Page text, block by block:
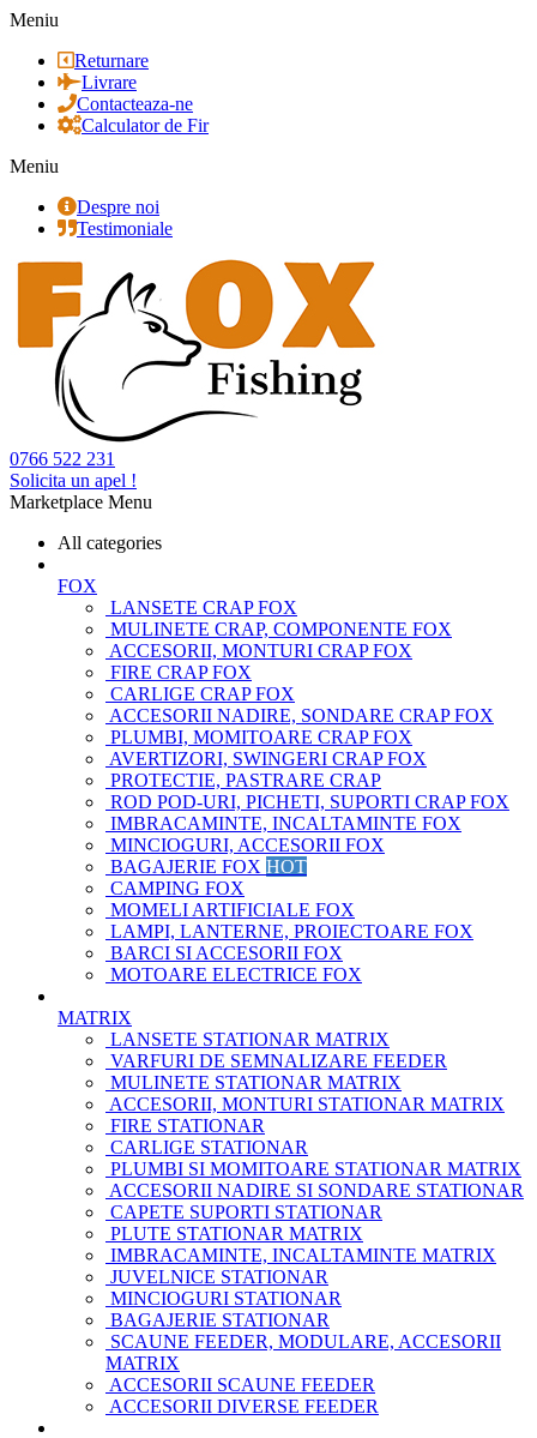
Meniu
Returnare
Livrare
Contacteaza-ne
Calculator de Fir
Meniu
Despre noi
Testimoniale
0766 522 231
Solicita un apel !
Marketplace Menu
All categories
FOX
LANSETE CRAP FOX
MULINETE CRAP, COMPONENTE FOX
ACCESORII, MONTURI CRAP FOX
FIRE CRAP FOX
CARLIGE CRAP FOX
ACCESORII NADIRE, SONDARE CRAP FOX
PLUMBI, MOMITOARE CRAP FOX
AVERTIZORI, SWINGERI CRAP FOX
PROTECTIE, PASTRARE CRAP
ROD POD-URI, PICHETI, SUPORTI CRAP FOX
IMBRACAMINTE, INCALTAMINTE FOX
MINCIOGURI, ACCESORII FOX
BAGAJERIE FOX HOT
CAMPING FOX
MOMELI ARTIFICIALE FOX
LAMPI, LANTERNE, PROIECTOARE FOX
BARCI SI ACCESORII FOX
MOTOARE ELECTRICE FOX
MATRIX
LANSETE STATIONAR MATRIX
VARFURI DE SEMNALIZARE FEEDER
MULINETE STATIONAR MATRIX
ACCESORII, MONTURI STATIONAR MATRIX
FIRE STATIONAR
CARLIGE STATIONAR
PLUMBI SI MOMITOARE STATIONAR MATRIX
ACCESORII NADIRE SI SONDARE STATIONAR
CAPETE SUPORTI STATIONAR
PLUTE STATIONAR MATRIX
IMBRACAMINTE, INCALTAMINTE MATRIX
JUVELNICE STATIONAR
MINCIOGURI STATIONAR
BAGAJERIE STATIONAR
SCAUNE FEEDER, MODULARE, ACCESORII
MATRIX
ACCESORII SCAUNE FEEDER
ACCESORII DIVERSE FEEDER